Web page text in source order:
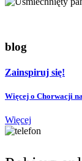
blog
Zainspiruj się!
Więcej o Chorwacji
Więcej